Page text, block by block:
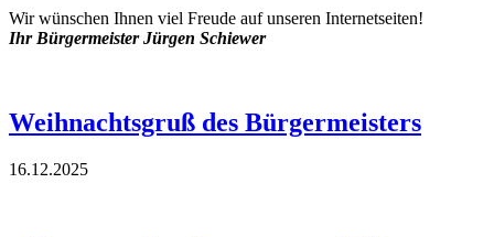
Wir wünschen Ihnen viel Freude auf unseren Internetseiten!
Ihr Bürgermeister Jürgen Schiewer
Weihnachtsgruß des Bürgermeisters
16.12.2025